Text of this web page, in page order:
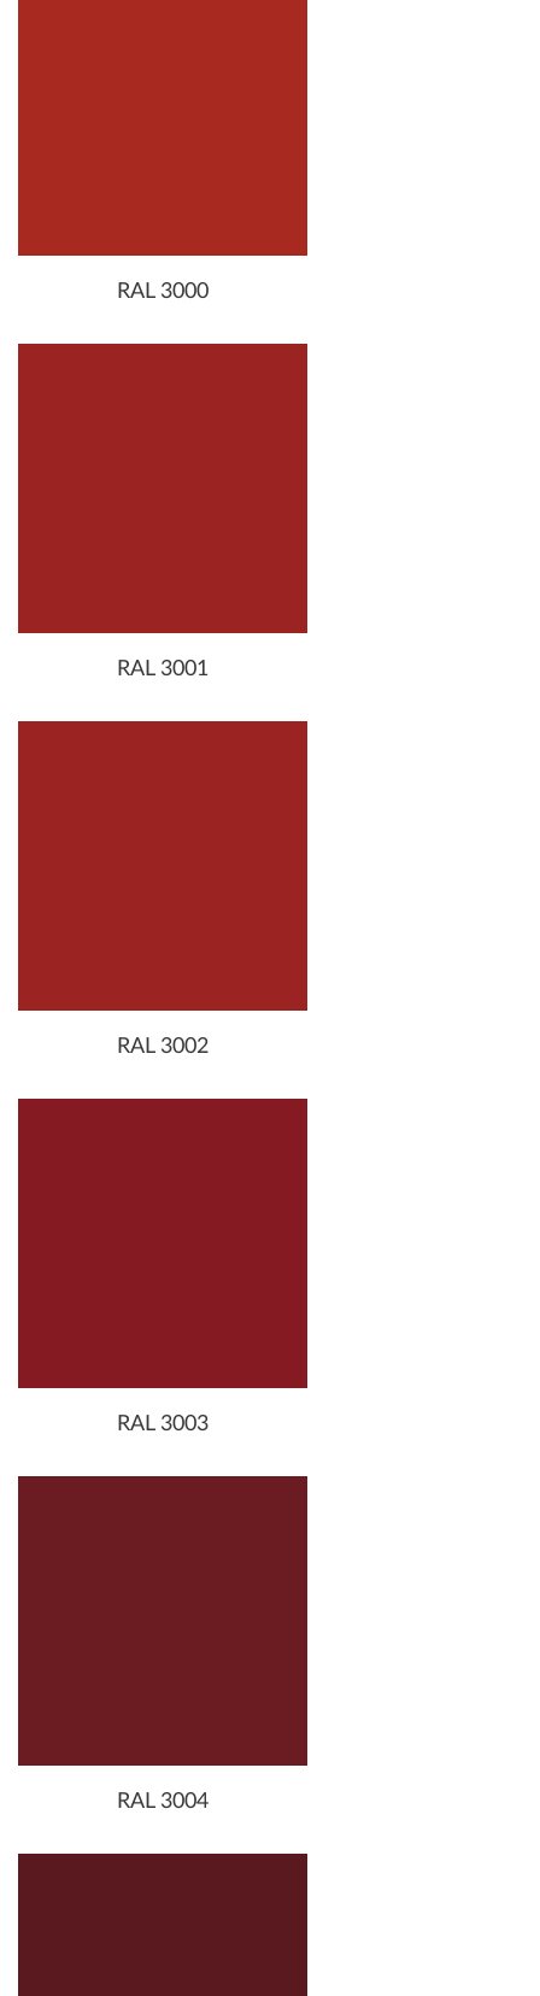
RAL 3000
RAL 3001
RAL 3002
RAL 3003
RAL 3004